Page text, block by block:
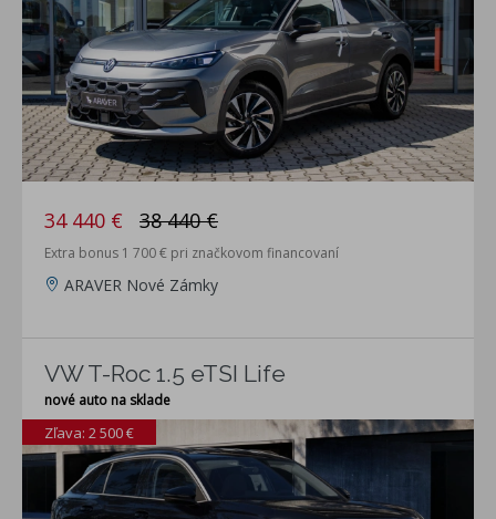
34 440 € 38 440 €
Extra bonus 1 700 € pri značkovom financovaní
ARAVER Nové Zámky
VW T-Roc 1.5 eTSI Life
nové auto na sklade
Zľava: 2 500 €